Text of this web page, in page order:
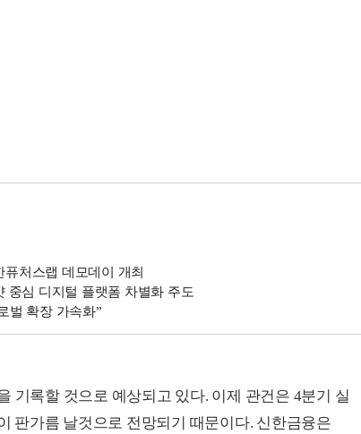
처스랩 데모데이 개최
심 디지털 플랫폼 차별화 주도
벌 확장 가속화”
기록할 것으로 예상되고 있다. 이제 관건은 4분기 실
판가름 날것으로 전망되기 때문이다. 신한금융은